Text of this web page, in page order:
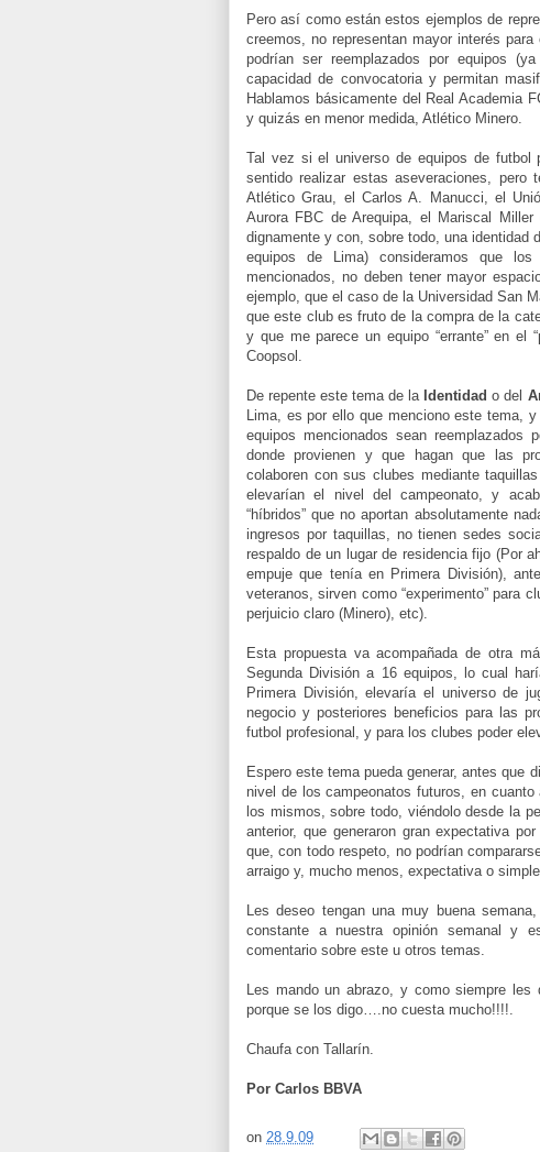
Pero así como están estos ejemplos de
creemos, no representan mayor interés
podrían ser reemplazados por equipos
capacidad de convocatoria y permitan
Hablamos básicamente del Real Academia
y quizás en menor medida, Atlético Minero.
Tal vez si el universo de equipos de futbol
sentido realizar estas aseveraciones, pero
Atlético Grau, el Carlos A. Manucci, el
Aurora FBC de Arequipa, el Mariscal
dignamente y con, sobre todo, una identidad
equipos de Lima) consideramos que
mencionados, no deben tener mayor
ejemplo, que el caso de la Universidad San
que este club es fruto de la compra de la
y que me parece un equipo “errante” en el
Coopsol.
De repente este tema de la Identidad o del
Lima, es por ello que menciono este tema,
equipos mencionados sean
donde provienen y que hagan que las
colaboren con sus clubes mediante
elevarían el nivel del campeonato, y
“híbridos” que no aportan absolutamente
ingresos por taquillas, no tienen sedes
respaldo de un lugar de residencia fijo (Por
empuje que tenía en Primera División),
veteranos, sirven como “experimento” para
perjuicio claro (Minero), etc).
Esta propuesta va acompañada de otra
Segunda División a 16 equipos, lo cual
Primera División, elevaría el universo de
negocio y posteriores beneficios para las
futbol profesional, y para los clubes poder
Espero este tema pueda generar, antes que
nivel de los campeonatos futuros, en
los mismos, sobre todo, viéndolo desde la
anterior, que generaron gran expectativa
que, con todo respeto, no podrían
arraigo y, mucho menos, expectativa o
Les deseo tengan una muy buena
constante a nuestra opinión semanal y
comentario sobre este u otros temas.
Les mando un abrazo, y como siempre
porque se los digo….no cuesta mucho!!!!.
Chaufa con Tallarín.
Por Carlos BBVA
on 28.9.09